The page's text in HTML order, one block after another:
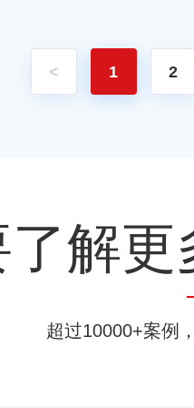
< 1 2
解更
超过10000+案例